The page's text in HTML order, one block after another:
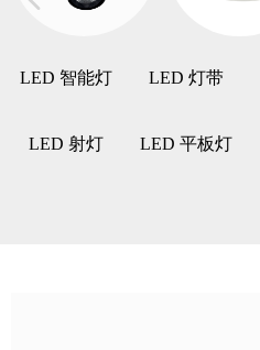
LED 智能灯 LED 灯带
LED 射灯 LED 平板灯